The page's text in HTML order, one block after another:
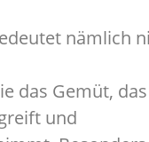
nämlich
das Gemüt,
und